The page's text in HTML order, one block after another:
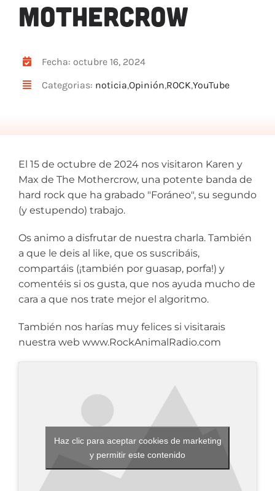
ARTÍCULOS
MECENAZGO
CONTRATACIÓN
MOTHERCROW
Fecha: octubre 16, 2024
Categorias: noticia,Opinión,ROCK,YouTube
El 15 de octubre de 2024 nos visitaron Karen y
Max de The Mothercrow, una potente banda de
hard rock que ha grabado "Foráneo", su segundo
(y estupendo) trabajo.
Os animo a disfrutar de nuestra charla. También
a que le deis al like, que os suscribáis,
compartáis (¡también por guasap, porfa!) y
comentéis si os gusta, que nos ayuda mucho de
cara a que nos trate mejor el algoritmo.
También nos harías muy felices si visitarais
nuestra web www.RockAnimalRadio.com
Haz clic para aceptar cookies de marketing
y permitir este contenido